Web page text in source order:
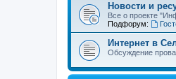
Новости и
Все о проекте
Подфорум:
Интернет в
Обсуждение